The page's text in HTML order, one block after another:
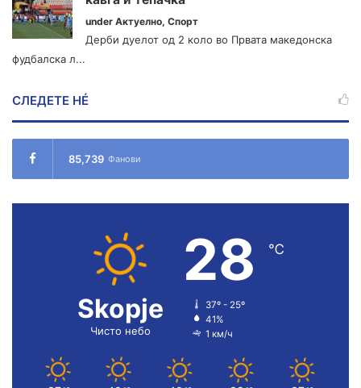
under Актуелно, Спорт
Дерби дуелот од 2 коло во Првата македонска
фудбалска л...
СЛЕДЕТЕ НÉ
85,739 Фанови
Skopje
Чисто небо
28 ℃
37º - 25º
41%
1 км/ч